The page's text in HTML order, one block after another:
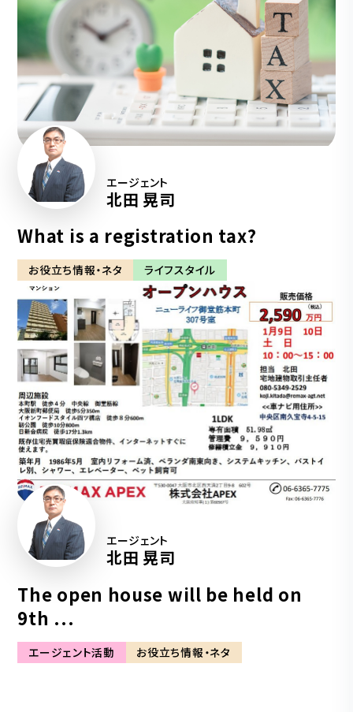
エージェント
北田 晃司
What is a registration tax?
お役立ち情報・ネタ ライフスタイル
エージェント
北田 晃司
The open house will be held on
9th ...
エージェント活動 お役立ち情報・ネタ